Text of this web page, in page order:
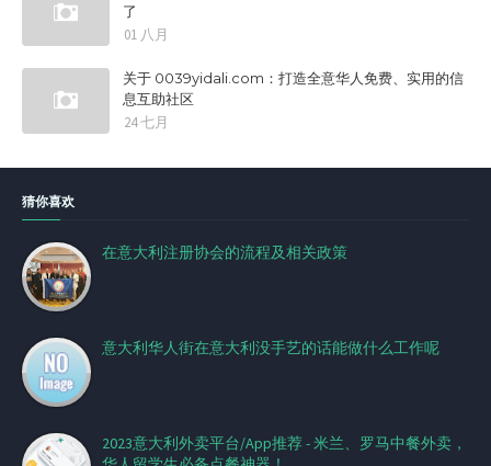
了
01 八月
关于 0039yidali.com：打造全意华人免费、实用的信
息互助社区
24 七月
猜你喜欢
在意大利注册协会的流程及相关政策
意大利华人街在意大利没手艺的话能做什么工作呢
2023意大利外卖平台/App推荐 - 米兰、罗马中餐外卖，